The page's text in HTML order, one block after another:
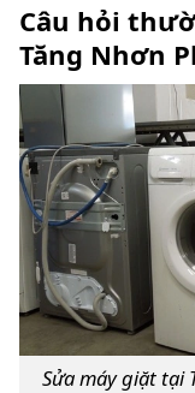
Câu hỏi
Tăng Nhơn
Sửa máy giặt tại